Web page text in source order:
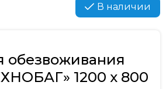
В наличии
1200 х 800